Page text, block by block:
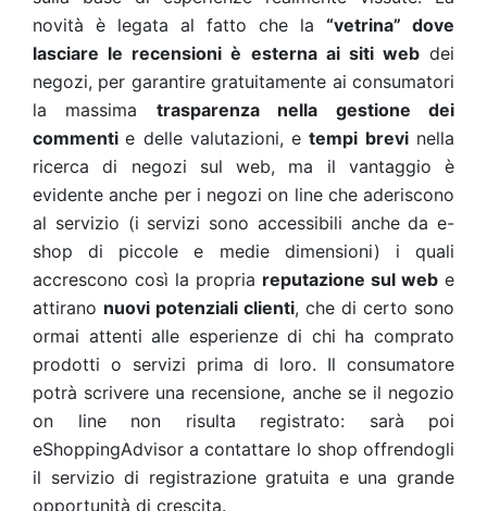
novità è legata al fatto che la “vetrina” dove
lasciare le recensioni è esterna ai siti webdei
negozi, per garantire gratuitamente ai consumatori
la massima trasparenza nella gestione dei
commentie delle valutazioni, etempi brevinella
ricerca di negozi sul web, ma il vantaggio è
evidente anche per i negozi on line che aderiscono
al servizio (i servizi sono accessibili anche da e-
shop di piccole e medie dimensioni) i quali
accrescono così la propria reputazione sul web e
attirano nuovi potenziali clienti, che di certo sono
ormai attenti alle esperienze di chi ha comprato
prodotti o servizi prima di loro. Il consumatore
potrà scrivere una recensione, anche se il negozio
on line non risulta registrato: sarà poi
eShoppingAdvisor a contattare lo shop offrendogli
il servizio di registrazione gratuita e una grande
opportunità di crescita.